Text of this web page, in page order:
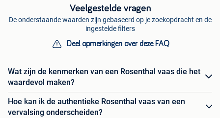
Veelgestelde vragen
De onderstaande waarden zijn gebaseerd op je zoekopdracht en de
ingestelde filters
Deel opmerkingen over deze FAQ
Wat zijn de kenmerken van een Rosenthal vaas die het
waardevol maken?
Hoe kan ik de authentieke Rosenthal vaas van een
vervalsing onderscheiden?